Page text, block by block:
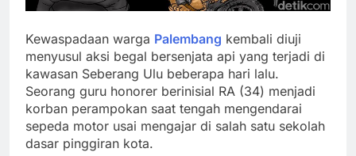
Kewaspadaan warga Palembang kembali diuji
menyusul aksi begal bersenjata api yang terjadi di
kawasan Seberang Ulu beberapa hari lalu.
Seorang guru honorer berinisial RA (34) menjadi
korban perampokan saat tengah mengendarai
sepeda motor usai mengajar di salah satu sekolah
dasar pinggiran kota.